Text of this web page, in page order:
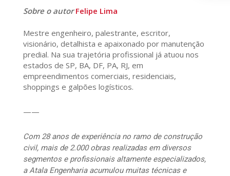
Sobre o autorFelipe Lima
Mestre engenheiro, palestrante, escritor,
visionário, detalhista e apaixonado por manutenção
predial. Na sua trajetória profissional já atuou nos
estados de SP, BA, DF, PA, RJ, em
empreendimentos comerciais, residenciais,
shoppings e galpões logísticos.
——
Com 28 anos de experiência no ramo de construção
civil, mais de 2.000 obras realizadas em diversos
segmentos e profissionais altamente especializados,
a Atala Engenharia acumulou muitas técnicas e